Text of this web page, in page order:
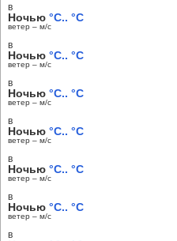
в
Ночью °C.. °C
ветер – м/c
в
Ночью °C.. °C
ветер – м/c
в
Ночью °C.. °C
ветер – м/c
в
Ночью °C.. °C
ветер – м/c
в
Ночью °C.. °C
ветер – м/c
в
Ночью °C.. °C
ветер – м/c
в